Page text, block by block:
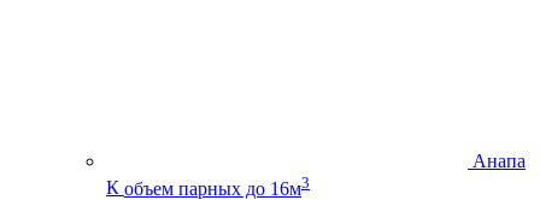
Анапа
К объем парных до 16м3